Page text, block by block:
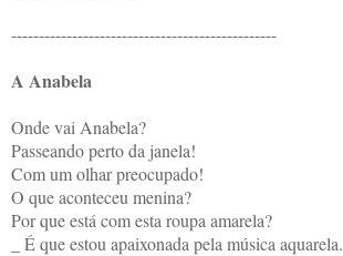
------------------------------------------------
A Anabela
Onde vai Anabela?
Passeando perto da janela!
Com um olhar preocupado!
O que aconteceu menina?
Por que está com esta roupa amarela?
_ É que estou apaixonada pela música aquarela.